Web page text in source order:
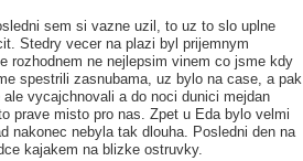
sem si vazne uzil, to uz to slo uplne
Stedry vecer na plazi byl prijemnym
rozhodnem ne nejlepsim vinem co jsme kdy
spestrili zasnubama, uz bylo na case, a pak
vycajchnovali a do noci dunici mejdan
prave misto pro nas. Zpet u Eda bylo velmi
nakonec nebyla tak dlouha. Posledni den na
kajakem na blizke ostruvky.